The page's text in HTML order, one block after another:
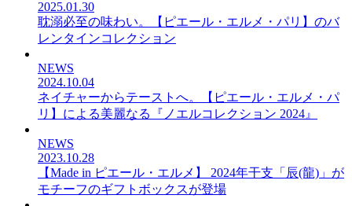
2025.01.30
耽溺必至の味わい。【ピエール・エルメ・パリ】のバ
レンタインコレクション
NEWS
2024.10.04
ネイチャーからテーストへ。【ピエール・エルメ・パ
リ】による美麗なる『ノエルコレクション 2024』
NEWS
2023.10.28
【Made in ピエール・エルメ】 2024年干支「辰(龍)」が
モチーフのギフトボックスが登場